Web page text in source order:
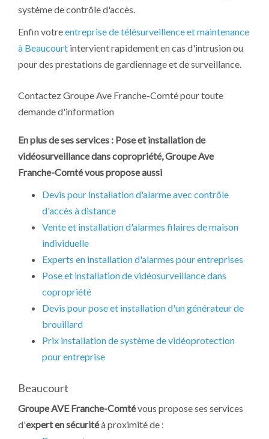
système de contrôle d'accès.
Enfin votreentreprise de télésurveillence et maintenance
à Beaucourt intervient rapidement en cas d'intrusion ou
pour des prestations de gardiennage et de surveillance.
Contactez Groupe Ave Franche-Comté pour toute
demande d'information
En plus de ses services : Pose et installation de
vidéosurveillance dans copropriété, Groupe Ave
Franche-Comté vous propose aussi
Devis pour installation d'alarme avec contrôle
d'accès à distance
Vente et installation d'alarmes filaires de maison
individuelle
Experts en installation d'alarmes pour entreprises
Pose et installation de vidéosurveillance dans
copropriété
Devis pour pose et installation d'un générateur de
brouillard
Prix installation de système de vidéoprotection
pour entreprise
Beaucourt
Groupe AVE Franche-Comtévous propose ses services
d'expert en sécuritéà proximité de :